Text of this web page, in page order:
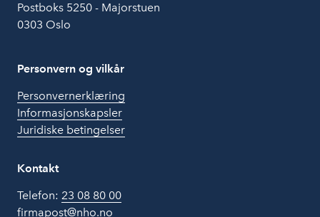
Postboks 5250 - Majorstuen
0303 Oslo
Personvern og vilkår
Personvernerklæring
Informasjonskapsler
Juridiske betingelser
Kontakt
Telefon: 23 08 80 00
firmapost@nho.no